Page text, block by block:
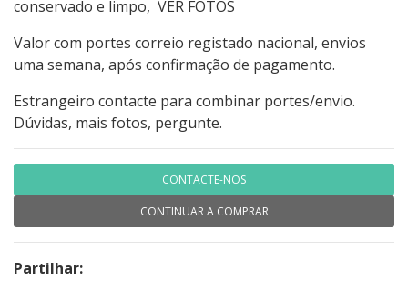
conservado e limpo, VER FOTOS
Valor com portes correio registado nacional, envios
uma semana, após confirmação de pagamento.
Estrangeiro contacte para combinar portes/envio.
Dúvidas, mais fotos, pergunte.
CONTACTE-NOS
CONTINUAR A COMPRAR
Partilhar: